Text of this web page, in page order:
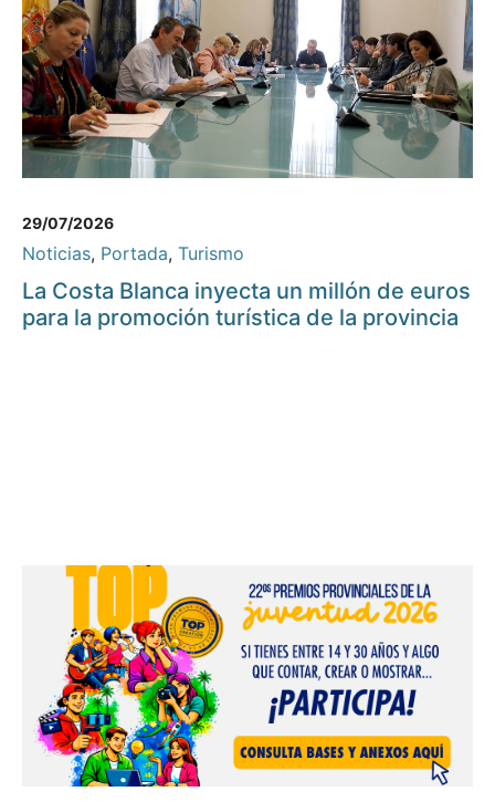
29/07/2026
Noticias, Portada, Turismo
La Costa Blanca inyecta un millón de euros
para la promoción turística de la provincia